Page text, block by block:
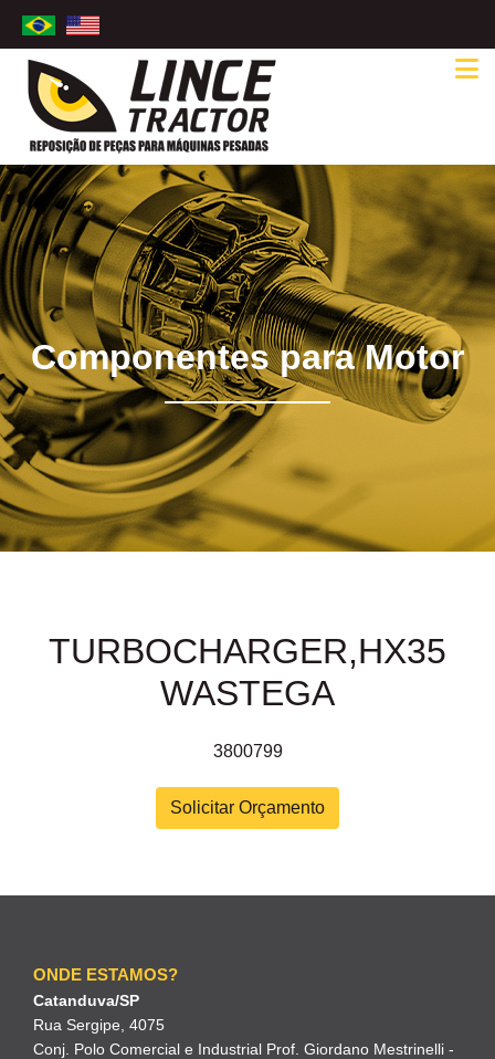
Componentes para Motor
TURBOCHARGER,HX35
WASTEGA
3800799
Solicitar Orçamento
ONDE ESTAMOS?
Catanduva/SP
Rua Sergipe, 4075
Conj. Polo Comercial e Industrial Prof. Giordano Mestrinelli -